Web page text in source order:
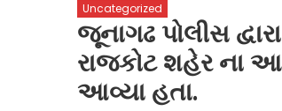
Uncategorized
જૂનાગઢ પોલીસ
રાજકોટ શહેર ના
આવ્યા હતા.